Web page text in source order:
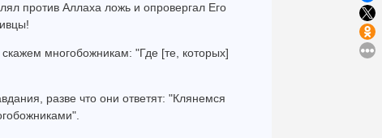
против Аллаха ложь и опровергал Его
многобожникам: "Где [те, которых]
разве что они ответят: "Клянемся